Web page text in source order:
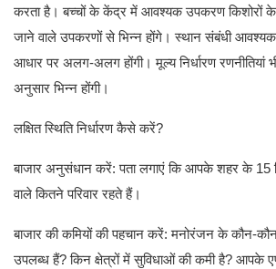
करता है। बच्चों के केंद्र में आवश्यक उपकरण किशोरों
जाने वाले उपकरणों से भिन्न होंगे। स्थान संबंधी
आधार पर अलग-अलग होंगी। मूल्य निर्धारण रणनीतियां
अनुसार भिन्न होंगी।
लक्षित स्थिति निर्धारण कैसे करें?
बाजार अनुसंधान करें:पता लगाएं कि आपके शहर के 15
वाले कितने परिवार रहते हैं।
बाजार की कमियों की पहचान करें:मनोरंजन के कौन-
उपलब्ध हैं? किन क्षेत्रों में सुविधाओं की कमी है? आपके